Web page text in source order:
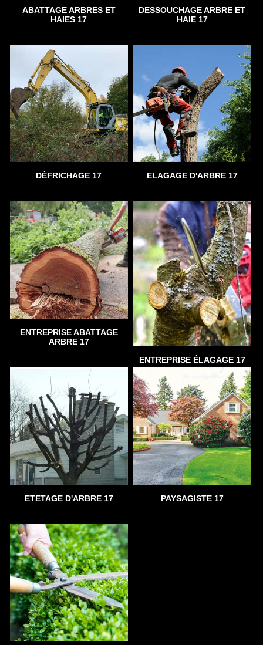
ABATTAGE ARBRES ET
HAIES 17
DESSOUCHAGE ARBRE ET
HAIE 17
DÉFRICHAGE 17 ELAGAGE D'ARBRE 17
ENTREPRISE ABATTAGE
ARBRE 17
ENTREPRISE ÉLAGAGE 17
ETETAGE D'ARBRE 17 PAYSAGISTE 17